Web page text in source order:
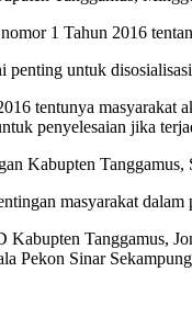
1 Tahun 2016
untuk
tentunya
penyelesaian jika
Kabupten
masyarakat
Tanggamus,
Pekon Sinar